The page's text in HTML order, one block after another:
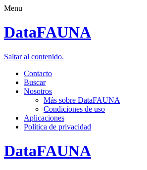
Menu
DataFAUNA
Saltar al contenido.
Contacto
Buscar
Nosotros
Más sobre DataFAUNA
Condiciones de uso
Aplicaciones
Política de privacidad
DataFAUNA